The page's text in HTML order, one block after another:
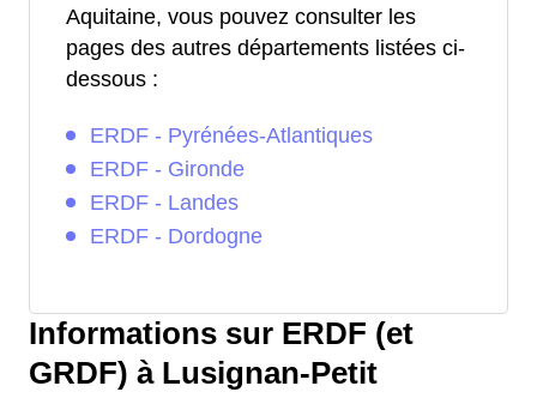
Aquitaine, vous pouvez consulter les
pages des autres départements listées ci-
dessous :
ERDF - Pyrénées-Atlantiques
ERDF - Gironde
ERDF - Landes
ERDF - Dordogne
Informations sur ERDF (et
GRDF) à Lusignan-Petit